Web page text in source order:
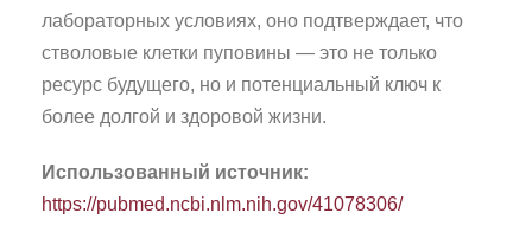
лабораторных условиях, оно подтверждает, что
стволовые клетки пуповины — это не только
ресурс будущего, но и потенциальный ключ к
более долгой и здоровой жизни.
Использованный источник:
https://pubmed.ncbi.nlm.nih.gov/41078306/